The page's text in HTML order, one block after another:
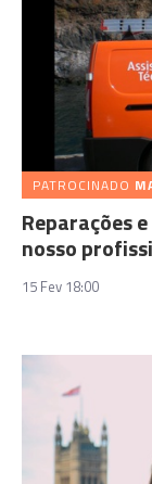
PATROCINADO
Reparações
nosso
15 Fev 18:00